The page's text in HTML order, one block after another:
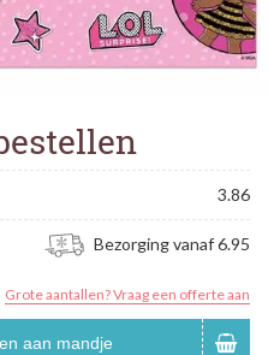
3.86
Bezorging vanaf 6.95
Grote aantallen? Vraag een offerte aan
aan mandje